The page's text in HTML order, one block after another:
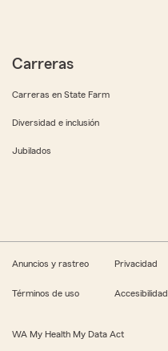
Carreras
Carreras en State Farm
Diversidad e inclusión
Jubilados
Anuncios y rastreo Privacidad
Términos de uso Accesibilidad
WA My Health My Data Act